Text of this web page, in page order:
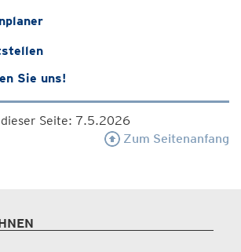
Sie uns!
Seite: 7.5.2026
Zum Seitenanfang